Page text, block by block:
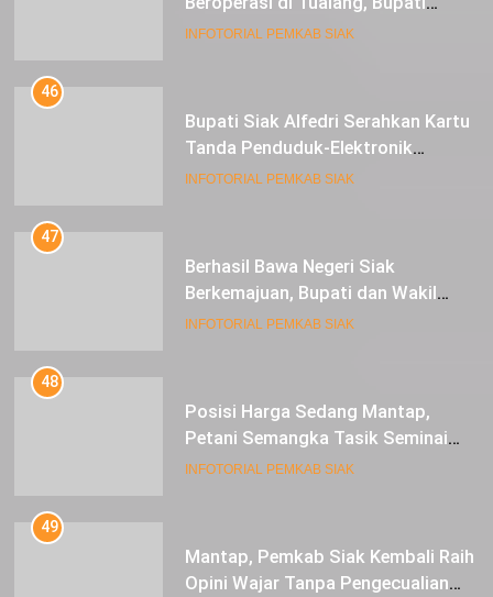
Alfedri Investasi ini Tingkatkan
INFOTORIAL PEMKAB SIAK
46
Bupati Siak Alfedri Serahkan Kartu
Tanda Penduduk-Elektronik
Kepada Pelajar SMK 1 Koto Gasib
INFOTORIAL PEMKAB SIAK
47
Berhasil Bawa Negeri Siak
Berkemajuan, Bupati dan Wakil
Bupati Siak Terima Gelar Adat
INFOTORIAL PEMKAB SIAK
48
Posisi Harga Sedang Mantap,
Petani Semangka Tasik Seminai
Raup Untung
INFOTORIAL PEMKAB SIAK
49
Mantap, Pemkab Siak Kembali Raih
Opini Wajar Tanpa Pengecualian